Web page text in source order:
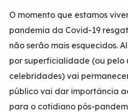
O momento que estamos
pandemia da Covid-19
não serão mais esquecidos.
por superficialidade (ou pelo
celebridades) vai
público vai dar importância
para o cotidiano pós-